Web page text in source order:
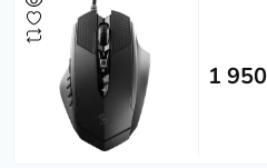
1